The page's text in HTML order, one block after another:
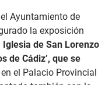
Ayuntamiento de
la exposición
de San Lorenzo
de Cádiz’, que se
en el Palacio Provincial